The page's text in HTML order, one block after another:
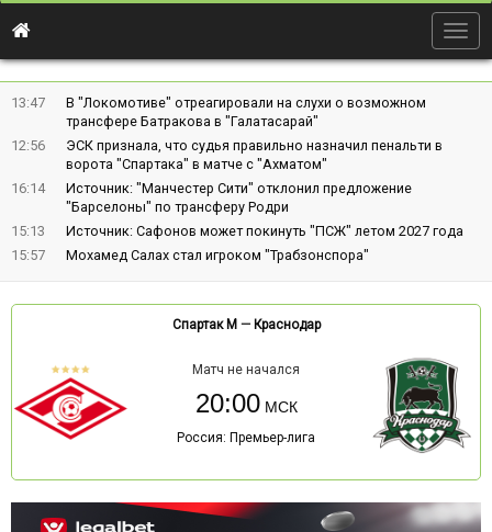
13:47
В "Локомотиве" отреагировали на слухи о возможном
трансфере Батракова в "Галатасарай"
12:56
ЭСК признала, что судья правильно назначил пенальти в
ворота "Спартака" в матче с "Ахматом"
16:14
Источник: "Манчестер Сити" отклонил предложение
"Барселоны" по трансферу Родри
15:13
Источник: Сафонов может покинуть "ПСЖ" летом 2027 года
15:57
Мохамед Салах стал игроком "Трабзонспора"
Спартак М — Краснодар
Матч не начался
20:00
Россия: Премьер-лига